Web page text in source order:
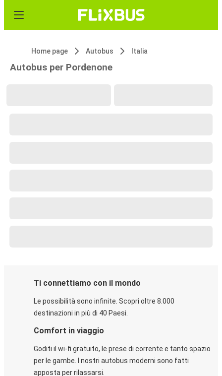
Home page Autobus Italia
Autobus per Pordenone
Ti connettiamo con il mondo
Le possibilità sono infinite. Scopri oltre 8.000
destinazioni in più di 40 Paesi.
Comfort in viaggio
Goditi il wi-fi gratuito, le prese di corrente e tanto spazio
per le gambe. I nostri autobus moderni sono fatti
apposta per rilassarsi.